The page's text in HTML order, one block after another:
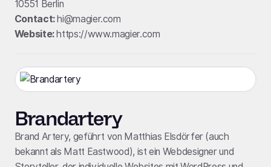
10551 Berlin
Contact: hi@magier.com
Website: https://www.magier.com
Brandartery
Brand Artery, geführt von Matthias Elsdörfer (auch
bekannt als Matt Eastwood), ist ein Webdesigner und